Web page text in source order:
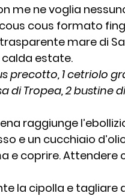
me ne voglia
cous formato
mare di
estate.
precotto, 1 cetriolo
di Tropea, 2 bustine
raggiunge
e un cucchiaio
e coprire. Attendere
la cipolla e tagliare